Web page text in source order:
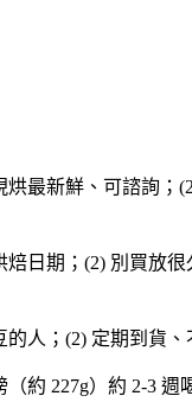
烘最新鮮、可諮詢；
焙日期；(2) 別買放
人；(2) 定期到貨
（約 227g）約 2-3